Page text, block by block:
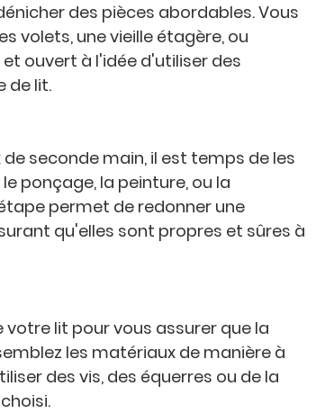
des pièces abordables. Vous
volets, une vieille étagère, ou
ouvert à l'idée d'utiliser des
de lit.
seconde main, il est temps de les
ponçage, la peinture, ou la
permet de redonner une
qu'elles sont propres et sûres à
votre lit pour vous assurer que la
les matériaux de manière à
des vis, des équerres ou de la